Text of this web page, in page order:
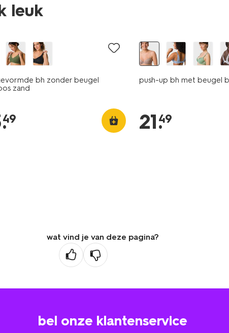
leuk
bh zonder beugel
zand
.
49
push-up bh met beugel
21.
49
wat vind je van deze pagina?
bel onze klantenservice